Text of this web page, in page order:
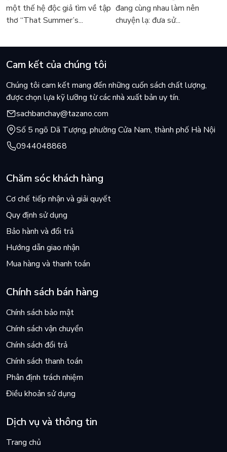
lô lên và đi ngay lập tức.
Mùa hè này, hy vọng, cầm "Thế giới rộng lớn, đừng đi một
mình" trên tay, chúng ta sẽ không còn sợ hãi nữa, không còn
những điều tuyệt vời nhất để tuổi trẻ này, không vô nghĩa mà
một thế hệ độc giả tìm về tập
thơ “That Summer’s...
đang cùng nhau làm nên
chuyện lạ: đưa sử...
Cam kết của chúng tôi
Chúng tôi cam kết mang đến những cuốn sách chất lượng,
được chọn lựa kỹ lưỡng từ các nhà xuất bản uy tín.
sachbanchay@tazano.com
Số 5 ngõ Dã Tượng, phường Cửa Nam, thành phố Hà Nội
0944048868
Chăm sóc khách hàng
Cơ chế tiếp nhận và giải quyết
Quy định sử dụng
Bảo hành và đổi trả
Hướng dẫn giao nhận
Mua hàng và thanh toán
Chính sách bán hàng
Chính sách bảo mật
Chính sách vận chuyển
Chính sách đổi trả
Chính sách thanh toán
Phân định trách nhiệm
Điều khoản sử dụng
Dịch vụ và thông tin
Trang chủ